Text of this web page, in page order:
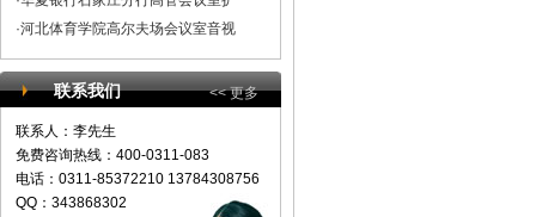
·河北体育学院高尔夫场会议室音视
联系我们 << 更多
联系人：李先生
免费咨询热线：400-0311-083
电话：0311-85372210 13784308756
QQ：343868302